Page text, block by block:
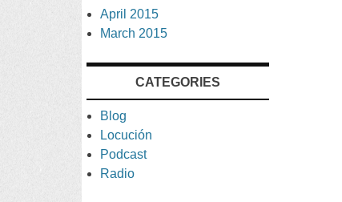
April 2015
March 2015
CATEGORIES
Blog
Locución
Podcast
Radio